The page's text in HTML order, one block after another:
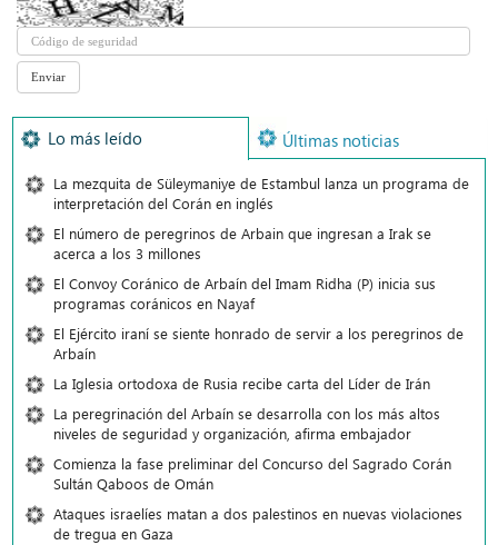
Lo más leído Últimas noticias
La mezquita de Süleymaniye de Estambul lanza un programa de
interpretación del Corán en inglés
El número de peregrinos de Arbain que ingresan a Irak se
acerca a los 3 millones
El Convoy Coránico de Arbaín del Imam Ridha (P) inicia sus
programas coránicos en Nayaf
El Ejército iraní se siente honrado de servir a los peregrinos de
Arbaín
La Iglesia ortodoxa de Rusia recibe carta del Líder de Irán
La peregrinación del Arbaín se desarrolla con los más altos
niveles de seguridad y organización, afirma embajador
Comienza la fase preliminar del Concurso del Sagrado Corán
Sultán Qaboos de Omán
Ataques israelíes matan a dos palestinos en nuevas violaciones
de tregua en Gaza